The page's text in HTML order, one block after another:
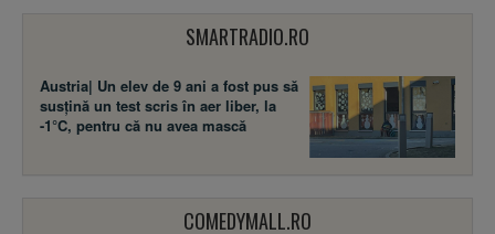
SMARTRADIO.RO
Austria| Un elev de 9 ani a fost pus să
susţină un test scris în aer liber, la
-1°C, pentru că nu avea mască
COMEDYMALL.RO